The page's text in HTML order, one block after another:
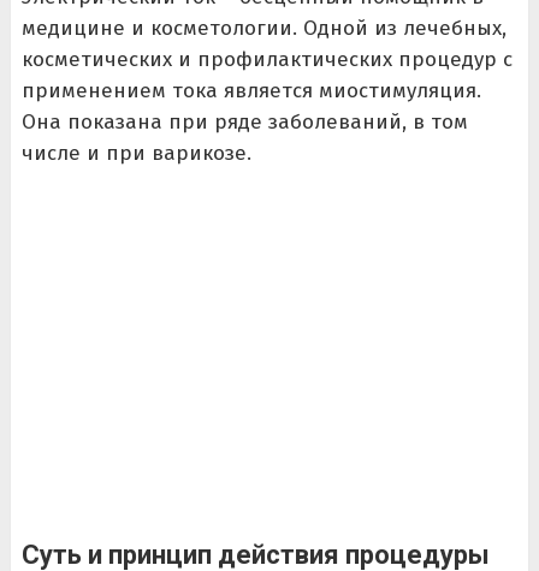
медицине и косметологии. Одной из лечебных,
косметических и профилактических процедур с
применением тока является миостимуляция.
Она показана при ряде заболеваний, в том
числе и при варикозе.
Суть и принцип действия процедуры